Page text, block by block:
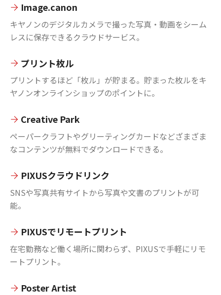
Image.canon
キヤノンのデジタルカメラで撮った写真・動画をシーム
レスに保存できるクラウドサービス。
プリント枚ル
プリントするほど「枚ル」が貯まる。貯まった枚ルをキ
ヤノンオンラインショップのポイントに。
Creative Park
ペーパークラフトやグリーティングカードなどざまざま
なコンテンツが無料でダウンロードできる。
PIXUSクラウドリンク
SNSや写真共有サイトから写真や文書のプリントが可
能。
PIXUSでリモートプリント
在宅勤務など働く場所に関わらず、PIXUSで手軽にリモ
ートプリント。
Poster Artist